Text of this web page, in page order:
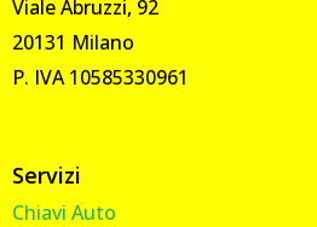
Viale Abruzzi, 92
20131 Milano
P. IVA 10585330961
Servizi
Chiavi Auto